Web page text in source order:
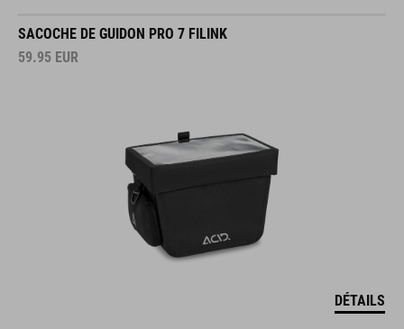
SACOCHE DE GUIDON PRO 7 FILINK
59.95 EUR
DÉTAILS